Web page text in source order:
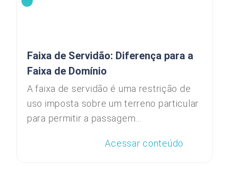
Faixa de Servidão: Diferença para a
Faixa de Domínio
A faixa de servidão é uma restrição de
uso imposta sobre um terreno particular
para permitir a passagem...
Acessar conteúdo